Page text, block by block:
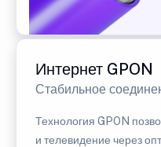
Интернет GPON
Стабильное
Технология GPON
и телевидение через